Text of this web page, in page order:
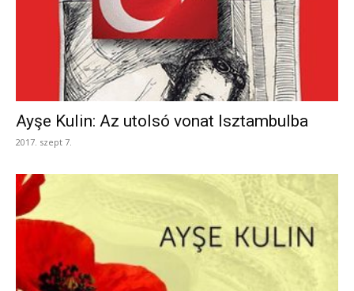
Ayşe Kulin: Az utolsó vonat Isztambulba
2017. szept 7.